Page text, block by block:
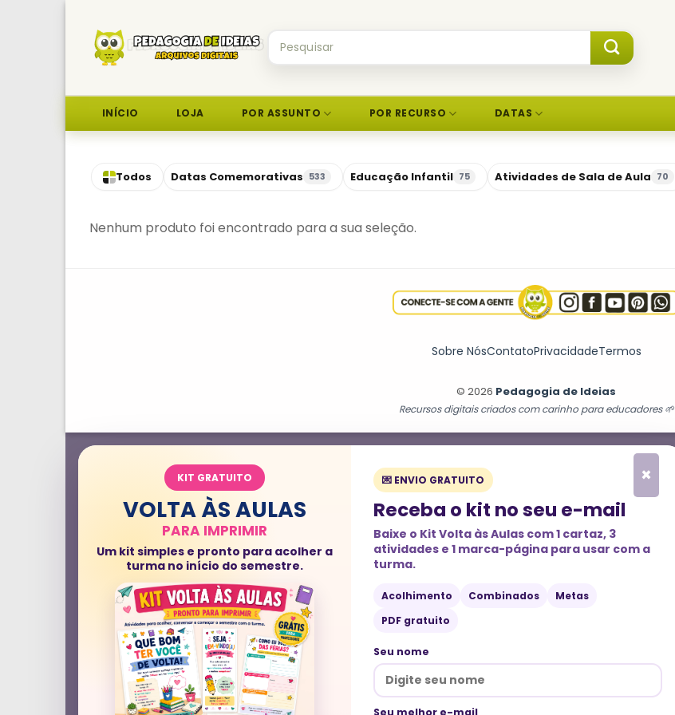
content
por:
INÍCIO LOJA POR ASSUNTO POR RECURSO DATAS
Todos Datas Comemorativas 533 Educação Infantil 75 Atividades de Sala de Aula 70
Nenhum produto foi encontrado para a sua seleção.
Sobre NósContatoPrivacidadeTermos
© 2026 Pedagogia de Ideias
Recursos digitais criados com carinho para educadores 🌱
×
KIT GRATUITO
VOLTA ÀS AULAS
PARA IMPRIMIR
Um kit simples e pronto para acolher a
turma no início do semestre.
💌 ENVIO GRATUITO
Receba o kit no seu e-mail
Baixe o Kit Volta às Aulas com 1 cartaz, 3
atividades e 1 marca-página para usar com a
turma.
Acolhimento Combinados
Metas
PDF gratuito
Seu nome